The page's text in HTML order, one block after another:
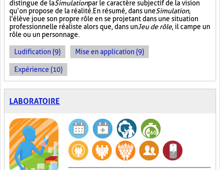
distingue de laSimulationpar le caractère subjectif de la vision
qu’on propose de la réalité. En résumé, dans uneSimulation,
l'élève joue son propre rôle en se projetant dans une situation
professionnelle réaliste alors que, dans unJeu de rôle, il campe un
rôle ou un personnage.
Ludification (9) Mise en application (9)
Expérience (10)
LABORATOIRE